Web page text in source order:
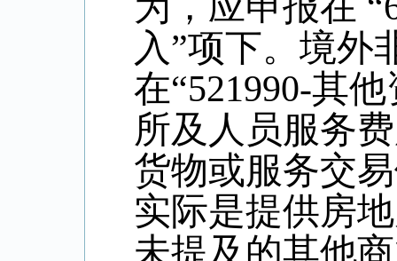
入”项下。境外
在“521990-其他
所及人员服务
货物或服务交
实际是提供房
未提及的其他